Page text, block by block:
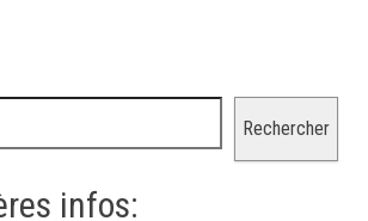
Rechercher
infos: